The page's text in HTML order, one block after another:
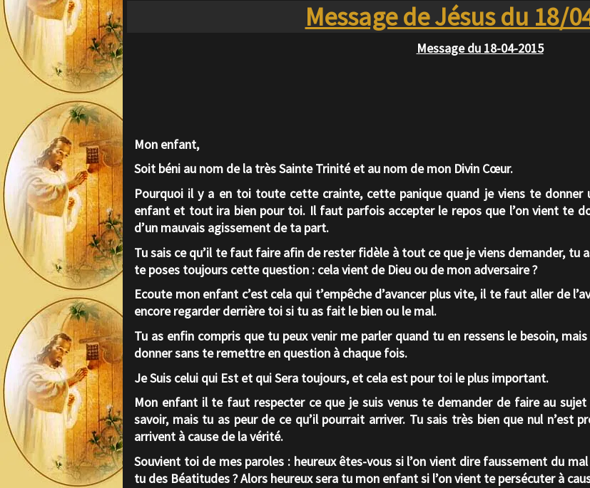
Message de Jésus du 18/
Message du 18-04-2015
Mon enfant,
Soit béni au nom de la très Sainte Trinité et au nom de mon Divin Cœur.
Pourquoi il y a en toi toute cette crainte, cette panique quand je viens te donner
enfant et tout ira bien pour toi. Il faut parfois accepter le repos que l’on vient te
d’un mauvais agissement de ta part.
Tu sais ce qu’il te faut faire afin de rester fidèle à tout ce que je viens demander, tu
te poses toujours cette question : cela vient de Dieu ou de mon adversaire ?
Ecoute mon enfant c’est cela qui t’empêche d’avancer plus vite, il te faut aller de
encore regarder derrière toi si tu as fait le bien ou le mal.
Tu as enfin compris que tu peux venir me parler quand tu en ressens le besoin,
donner sans te remettre en question à chaque fois.
Je Suis celui qui Est et qui Sera toujours, et cela est pour toi le plus important.
Mon enfant il te faut respecter ce que je suis venus te demander de faire au
savoir, mais tu as peur de ce qu’il pourrait arriver. Tu sais très bien que nul n’est
arrivent à cause de la vérité.
Souvient toi de mes paroles : heureux êtes-vous si l’on vient dire faussement du
tu des Béatitudes ? Alors heureux sera tu mon enfant si l’on vient te persécuter à